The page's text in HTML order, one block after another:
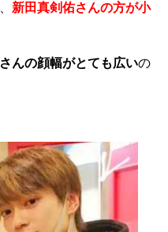
新田真剣佑さんの方が小
んの顔幅がとても広いの